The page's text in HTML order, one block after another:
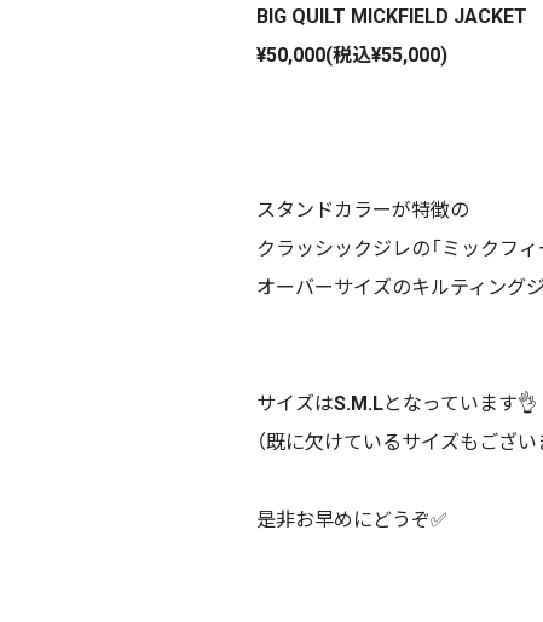
BIG QUILT MICKFIELD JACKET
¥50,000(税込¥55,000)
スタンドカラーが特徴の
クラッシックジレの「ミックフ
オーバーサイズのキルティング
サイズはS.M.Lとなっています👌
（既に欠けているサイズもござい
是非お早めにどうぞ✅